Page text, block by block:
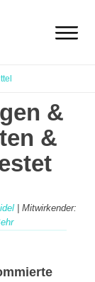
&
&
| Mitwirkender: